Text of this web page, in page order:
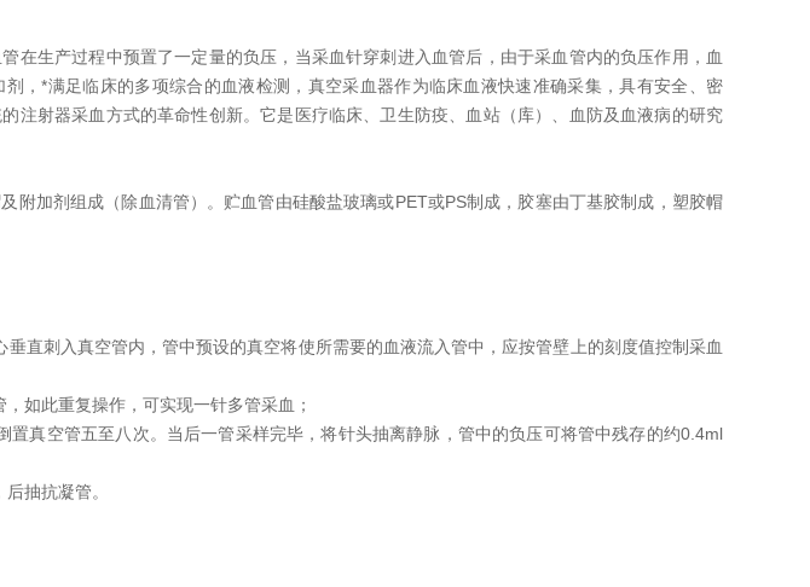
在生产过程中预置了一定量的负压，当采血针穿刺进入血管后，由于采血管内的负压作用，血
，*满足临床的多项综合的血液检测，真空采血器作为临床血液快速准确采集，具有安全、密
注射器采血方式的革命性创新。它是医疗临床、卫生防疫、血站（库）、血防及血液病的研究
附加剂组成（除血清管）。贮血管由硅酸盐玻璃或PET或PS制成，胶塞由丁基胶制成，塑胶帽
直刺入真空管内，管中预设的真空将使所需要的血液流入管中，应按管壁上的刻度值控制采血
如此重复操作，可实现一针多管采血；
真空管五至八次。当后一管采样完毕，将针头抽离静脉，管中的负压可将管中残存的约0.4ml
抽抗凝管。